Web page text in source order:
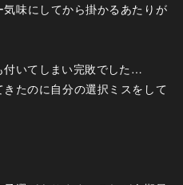
味にしてから掛かるあたりが
付いてしまい完敗でした…
たのに自分の選択ミスをして